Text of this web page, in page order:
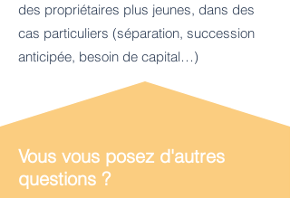
des propriétaires plus jeunes, dans des
cas particuliers (séparation, succession
anticipée, besoin de capital…)
Vous vous posez d'autres
questions ?